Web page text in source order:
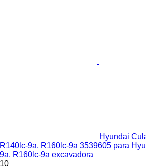
Hyundai
R140lc-9a, R160lc-9a 3539605 para
9a, R160lc-9a excavadora
10